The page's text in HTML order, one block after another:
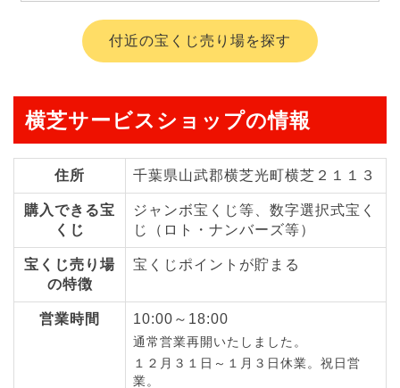
付近の宝くじ売り場を探す
横芝サービスショップの情報
住所 千葉県山武郡横芝光町横芝２１１３
購入できる宝
くじ
ジャンボ宝くじ等、数字選択式宝く
じ（ロト・ナンバーズ等）
宝くじ売り場
の特徴
宝くじポイントが貯まる
営業時間 10:00～18:00
通常営業再開いたしました。
１２月３１日～１月３日休業。祝日営
業。